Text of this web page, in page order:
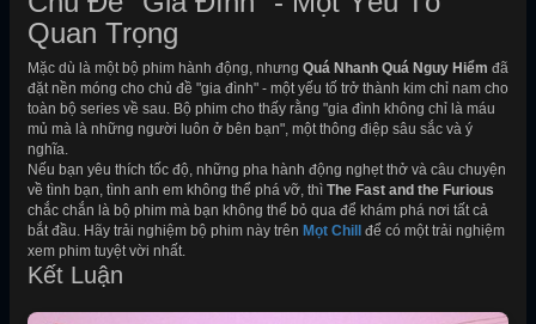
Quan Trọng
Mặc dù là một bộ phim hành động, nhưng Quá Nhanh Quá Nguy Hiểm đã
đặt nền móng cho chủ đề "gia đình" - một yếu tố trở thành kim chỉ nam cho
toàn bộ series về sau. Bộ phim cho thấy rằng "gia đình không chỉ là máu
mủ mà là những người luôn ở bên bạn", một thông điệp sâu sắc và ý
nghĩa.
Nếu bạn yêu thích tốc độ, những pha hành động nghẹt thở và câu chuyện
về tình bạn, tình anh em không thể phá vỡ, thì The Fast and the Furious
chắc chắn là bộ phim mà bạn không thể bỏ qua để khám phá nơi tất cả
bắt đầu. Hãy trải nghiệm bộ phim này trên Mọt Chill
để có một trải nghiệm
xem phim tuyệt vời nhất.
Kết Luận